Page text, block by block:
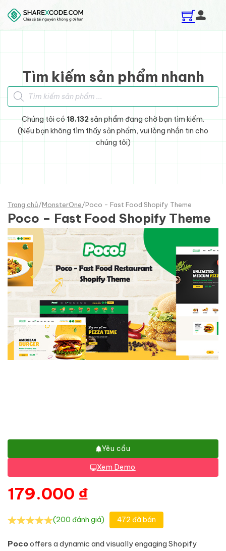
Skip to main content
Skip to footer
Tìm kiếm sản phẩm nhanh
Tìm kiếm sản phẩm
Chúng tôi có 18.132sản phẩm đang chờ bạn tìm kiếm.
(Nếu bạn không tìm thấy sản phẩm, vui lòng nhắn tin cho
chúng tôi)
Trang chủ/MonsterOne/Poco - Fast Food Shopify Theme
Poco – Fast Food Shopify Theme
Yêu cầu
Xem Demo
179.000 ₫
(200 đánh giá) 472 đã bán
Pocooffers a dynamic and visually engaging Shopify